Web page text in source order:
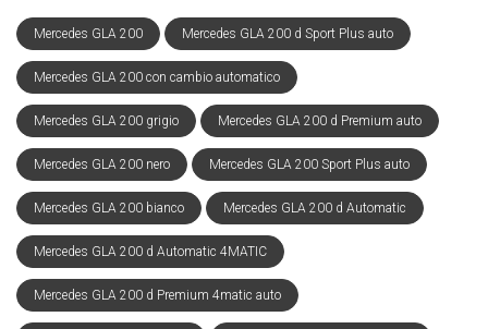
Mercedes GLA 200 Mercedes GLA 200 d Sport Plus auto
Mercedes GLA 200 con cambio automatico
Mercedes GLA 200 grigio Mercedes GLA 200 d Premium auto
Mercedes GLA 200 nero Mercedes GLA 200 Sport Plus auto
Mercedes GLA 200 bianco Mercedes GLA 200 d Automatic
Mercedes GLA 200 d Automatic 4MATIC
Mercedes GLA 200 d Premium 4matic auto